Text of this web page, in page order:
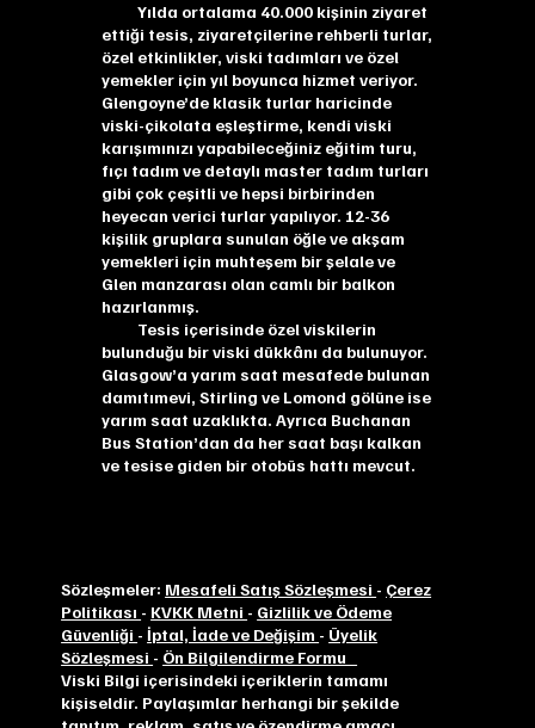
Yılda ortalama 40.000 kişinin ziyaret
ettiği tesis, ziyaretçilerine rehberli turlar,
özel etkinlikler, viski tadımları ve özel
yemekler için yıl boyunca hizmet veriyor.
Glengoyne’de klasik turlar haricinde
viski-çikolata eşleştirme, kendi viski
karışımınızı yapabileceğiniz eğitim turu,
fıçı tadım ve detaylı master tadım turları
gibi çok çeşitli ve hepsi birbirinden
heyecan verici turlar yapılıyor. 12-36
kişilik gruplara sunulan öğle ve akşam
yemekleri için muhteşem bir şelale ve
Glen manzarası olan camlı bir balkon
hazırlanmış.
Tesis içerisinde özel viskilerin
bulunduğu bir viski dükkânı da bulunuyor.
Glasgow’a yarım saat mesafede bulunan
damıtımevi, Stirling ve Lomond gölüne ise
yarım saat uzaklıkta. Ayrıca Buchanan
Bus Station’dan da her saat başı kalkan
ve tesise giden bir otobüs hattı mevcut.
Sözleşmeler: Mesafeli Satış Sözleşmesi - Çerez
Politikası - KVKK Metni - Gizlilik ve Ödeme
Güvenliği -İptal, İade ve Değişim - Üyelik
Sözleşmesi - Ön Bilgilendirme Formu
Viski Bilgi içerisindeki içeriklerin tamamı
kişiseldir. Paylaşımlar herhangi bir şekilde